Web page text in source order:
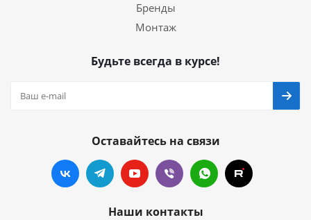
Бренды
Монтаж
Будьте всегда в курсе!
Оставайтесь на связи
Наши контакты